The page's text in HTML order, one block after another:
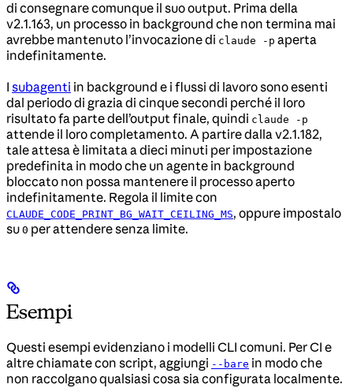
di consegnare comunque il suo output. Prima della
v2.1.163, un processo in background che non termina mai
avrebbe mantenuto l’invocazione di claude -p aperta
indefinitamente.
I subagenti in background e i flussi di lavoro sono esenti
dal periodo di grazia di cinque secondi perché il loro
risultato fa parte dell’output finale, quindi claude -p
attende il loro completamento. A partire dalla v2.1.182,
tale attesa è limitata a dieci minuti per impostazione
predefinita in modo che un agente in background
bloccato non possa mantenere il processo aperto
indefinitamente. Regola il limite con
CLAUDE_CODE_PRINT_BG_WAIT_CEILING_MS, oppure impostalo
su 0 per attendere senza limite.
Esempi
Questi esempi evidenziano i modelli CLI comuni. Per CI e
altre chiamate con script, aggiungi --bare in modo che
non raccolgano qualsiasi cosa sia configurata localmente.